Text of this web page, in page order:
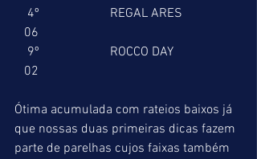
   06
   02
Ótima acumulada com rateios baixos já
que nossas duas primeiras dicas fazem
parte de parelhas cujos faixas também